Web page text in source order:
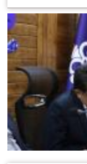
ویژه پارس در شرکت